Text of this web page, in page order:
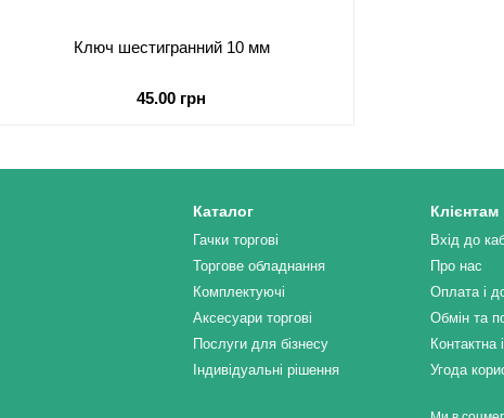
Ключ шестигранний 10 мм
45.00 грн
Каталог
Гачки торгові
Торгове обладнання
Комплектуючі
Аксесуари торгові
Послуги для бізнесу
Індивідуальні рішення
Клієнтам
Вхід до
Про нас
Оплата і
Обмін та
Контактна
Угода